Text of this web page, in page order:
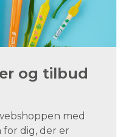
og tilbud
med
for dig, der er